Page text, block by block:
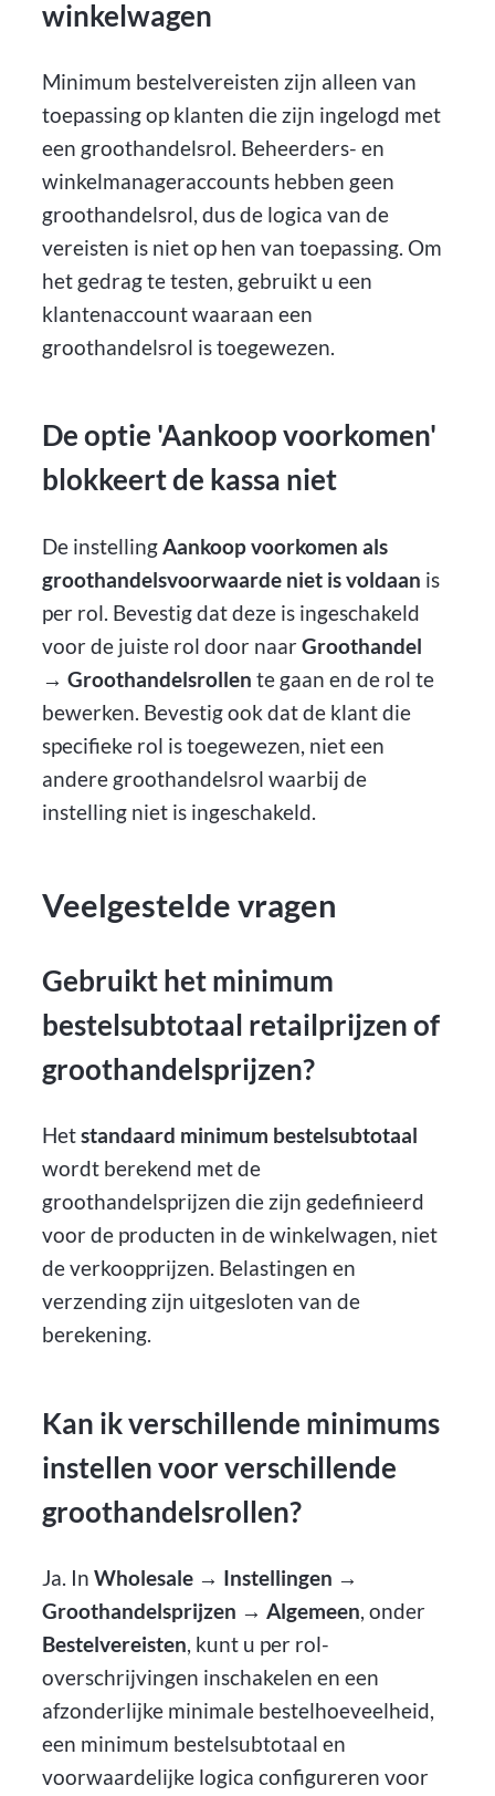
winkelwagen
Minimum bestelvereisten zijn alleen van
toepassing op klanten die zijn ingelogd met
een groothandelsrol. Beheerders- en
winkelmanageraccounts hebben geen
groothandelsrol, dus de logica van de
vereisten is niet op hen van toepassing. Om
het gedrag te testen, gebruikt u een
klantenaccount waaraan een
groothandelsrol is toegewezen.
De optie 'Aankoop voorkomen'
blokkeert de kassa niet
De instellingAankoop voorkomen als
groothandelsvoorwaarde niet is voldaan is
per rol. Bevestig dat deze is ingeschakeld
voor de juiste rol door naarGroothandel
→ Groothandelsrollen te gaan en de rol te
bewerken. Bevestig ook dat de klant die
specifieke rol is toegewezen, niet een
andere groothandelsrol waarbij de
instelling niet is ingeschakeld.
Veelgestelde vragen
Gebruikt het minimum
bestelsubtotaal retailprijzen of
groothandelsprijzen?
Hetstandaard minimum bestelsubtotaal
wordt berekend met de
groothandelsprijzen die zijn gedefinieerd
voor de producten in de winkelwagen, niet
de verkoopprijzen. Belastingen en
verzending zijn uitgesloten van de
berekening.
Kan ik verschillende minimums
instellen voor verschillende
groothandelsrollen?
Ja. InWholesale → Instellingen →
Groothandelsprijzen → Algemeen, onder
Bestelvereisten, kunt u per rol-
overschrijvingen inschakelen en een
afzonderlijke minimale bestelhoeveelheid,
een minimum bestelsubtotaal en
voorwaardelijke logica configureren voor